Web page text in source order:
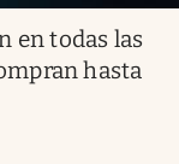
en todas las
hasta